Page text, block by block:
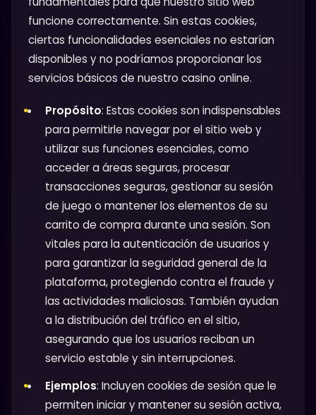
funcione correctamente. Sin estas cookies,
ciertas funcionalidades esenciales no estarían
disponibles y no podríamos proporcionar los
servicios básicos de nuestro casino online.
Propósito: Estas cookies son indispensables
para permitirle navegar por el sitio web y
utilizar sus funciones esenciales, como
acceder a áreas seguras, procesar
transacciones seguras, gestionar su sesión
de juego o mantener los elementos de su
carrito de compra durante una sesión. Son
vitales para la autenticación de usuarios y
para garantizar la seguridad general de la
plataforma, protegiendo contra el fraude y
las actividades maliciosas. También ayudan
a la distribución del tráfico en el sitio,
asegurando que los usuarios reciban un
servicio estable y sin interrupciones.
Ejemplos: Incluyen cookies de sesión que le
permiten iniciar y mantener su sesión activa,